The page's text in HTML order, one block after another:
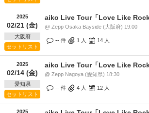
2025
02/21 (金)
大阪府
セットリスト
aiko Live Tour「Love Like Rock
@ Zepp Osaka Bayside (大阪府) 19:00
-- 件 1 人 14 人
2025
02/14 (金)
愛知県
セットリスト
aiko Live Tour「Love Like Rock
@ Zepp Nagoya (愛知県) 18:30
-- 件 4 人 12 人
2025